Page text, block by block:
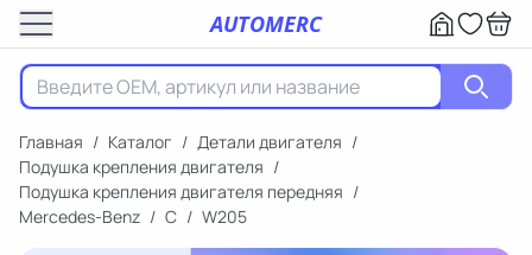
AUTOMERC
Главная / Каталог / Детали двигателя /
Подушка крепления двигателя /
Подушка крепления двигателя передняя /
Mercedes-Benz / C / W205